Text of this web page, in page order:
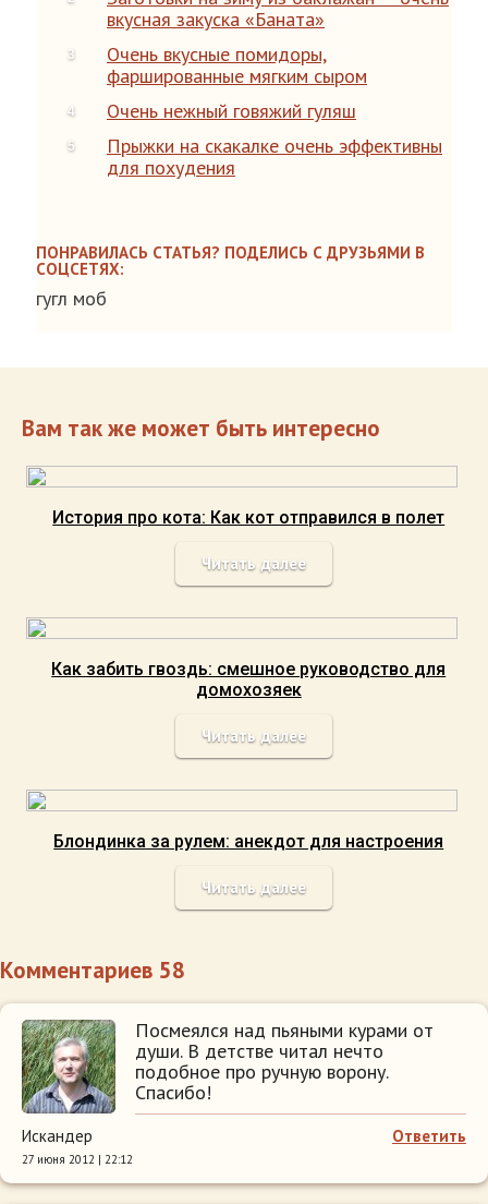
вкусная закуска «Баната»
Очень вкусные помидоры,
фаршированные мягким сыром
Очень нежный говяжий гуляш
Прыжки на скакалке очень эффективны
для похудения
ПОНРАВИЛАСЬ СТАТЬЯ? ПОДЕЛИСЬ С ДРУЗЬЯМИ В
СОЦСЕТЯХ:
гугл моб
Вам так же может быть интересно
История про кота: Как кот отправился в полет
Читать далее
Как забить гвоздь: смешное руководство для
домохозяек
Читать далее
Блондинка за рулем: анекдот для настроения
Читать далее
Комментариев 58
Посмеялся над пьяными курами от
души. В детстве читал нечто
подобное про ручную ворону.
Спасибо!
Ответить
Искандер
27 июня 2012 | 22:12